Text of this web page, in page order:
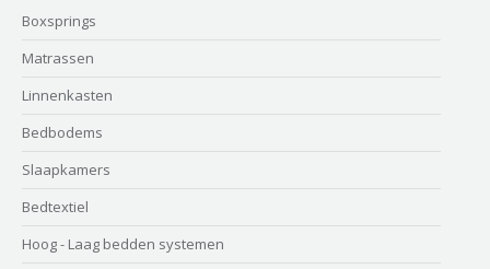
Boxsprings
Matrassen
Linnenkasten
Bedbodems
Slaapkamers
Bedtextiel
Hoog - Laag bedden systemen